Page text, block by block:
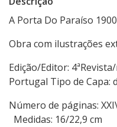
A Porta Do Paraíso 1900
Obra com ilustrações
Edição/Editor:
Portugal Tipo de Capa:
Número de
Medidas: 16/22,9 cm